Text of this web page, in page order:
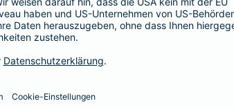
und direkt abschließen